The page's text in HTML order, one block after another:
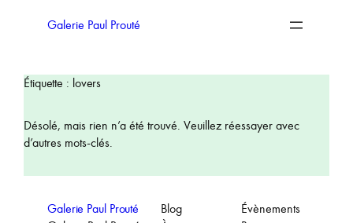
Galerie Paul Prouté
Étiquette : lovers
Désolé, mais rien n’a été trouvé. Veuillez réessayer avec
d’autres mots-clés.
Galerie Paul Prouté
Blog
Évènements